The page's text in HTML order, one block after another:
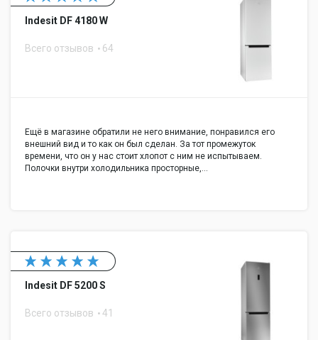
Indesit DF 4180 W
Всего отзывов 64
Ещё в магазине обратили не него внимание, понравился его
внешний вид и то как он был сделан. За тот промежуток
времени, что он у нас стоит хлопот с ним не испытываем.
Полочки внутри холодильника просторные,…
Indesit DF 5200 S
Всего отзывов 41